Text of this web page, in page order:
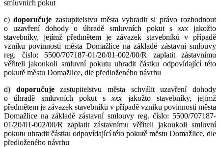
smluvních pokut
c)doporučuje zastupitelstvu města vyhradit si právo rozhodnout
o uzavření dohody o úhradě smluvních pokut sxxx jakožto
stavebníky, jejímž předmětem je závazek stavebníků v případě
vzniku povinnosti města Domažlice na základě zástavní smlouvy
reg. číslo: 5500/707187-01/20/01-002/00/R zaplatit zástavnímu
věřiteli jakoukoli smluvní pokutu uhradit částku odpovídající této
pokutě městu Domažlice, dle předloženého návrhu
d) doporučujezastupitelstvu města schválit uzavření dohody
o úhradě smluvních pokut sxxx jakožto stavebníky, jejímž
předmětem je závazek stavebníků v případě vzniku povinnosti města
Domažlice na základě zástavní smlouvy reg. číslo: 5500/707187-
01/20/01-002/00/R zaplatit zástavnímu věřiteli jakoukoli smluvní
pokutu uhradit částku odpovídající této pokutě městu Domažlice, dle
předloženého návrhu